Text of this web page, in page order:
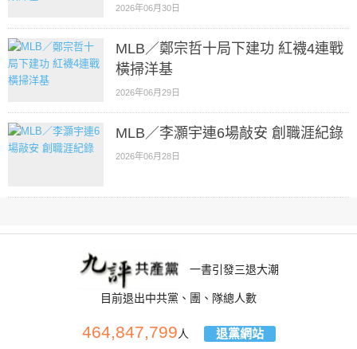
2026年06月30日
MLB／鄭宗哲十局下建功 紅襪4連戰
橫掃洋基
2026年06月29日
MLB／李灝宇連6場敲安 創職涯紀錄
2026年06月28日
一書引發三退大潮
目前退出中共黨、團、隊總人數
464,847,799人 退黨網站